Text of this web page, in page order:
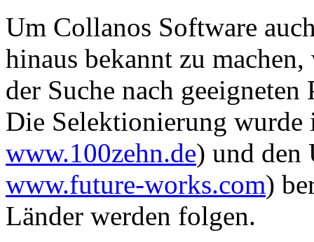
Um Collanos Software
hinaus bekannt zu
der Suche nach
Die Selektionierung wurde
www.100zehn.de) und den
www.future-works.com)
Länder werden folgen.